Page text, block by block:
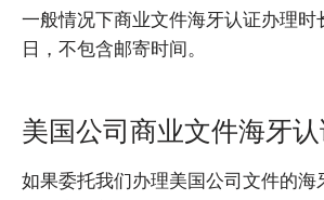
一般情况下商业文件海牙认证办理时
日，不包含邮寄时间。
美国公司商业文件海牙
如果委托我们办理美国公司文件的海